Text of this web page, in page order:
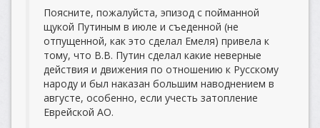
Поясните, пожалуйста, эпизод с пойманной
щукой Путиным в июле и съеденной (не
отпущенной, как это сделал Емеля) привела к
тому, что В.В. Путин сделал какие неверные
действия и движения по отношению к Русскому
народу и был наказан большим наводнением в
августе, особенно, если учесть затопление
Еврейской АО.